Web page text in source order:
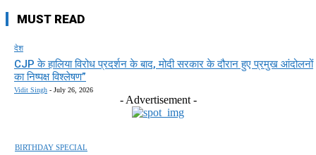
MUST READ
देश
CJP के हालिया विरोध प्रदर्शन के बाद, मोदी सरकार के दौरान हुए प्रमुख आंदोलनों
का निष्पक्ष विश्लेषण”
Vidit Singh - July 26, 2026
- Advertisement -
BIRTHDAY SPECIAL